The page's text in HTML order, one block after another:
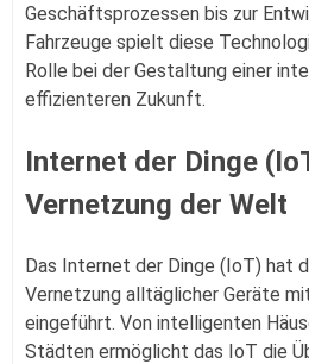
Geschäftsprozessen bis zur
Fahrzeuge spielt diese
Rolle bei der Gestaltung einer
effizienteren Zukunft.
Internet der Dinge
Vernetzung der Welt
Das Internet der Dinge (IoT) hat
Vernetzung alltäglicher Geräte
eingeführt. Von intelligenten
Städten ermöglicht das IoT die